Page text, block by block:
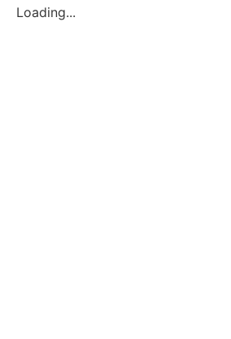
Loading...